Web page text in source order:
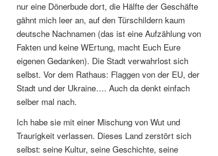
nur eine Dönerbude dort, die Hälfte der Geschäfte
gähnt mich leer an, auf den Türschildern kaum
deutsche Nachnamen (das ist eine Aufzählung von
Fakten und keine WErtung, macht Euch Eure
eigenen Gedanken). Die Stadt verwahrlost sich
selbst. Vor dem Rathaus: Flaggen von der EU, der
Stadt und der Ukraine…. Auch da denkt einfach
selber mal nach.
Ich habe sie mit einer Mischung von Wut und
Traurigkeit verlassen. Dieses Land zerstört sich
selbst: seine Kultur, seine Geschichte, seine